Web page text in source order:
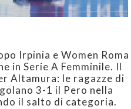
Irpinia e Women Roma
in Serie A Femminile. Il
Altamura: le ragazze di
3-1 il Pero nella
il salto di categoria.